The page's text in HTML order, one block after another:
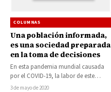
COLUMNAS
Una población informada,
es una sociedad preparada
en la toma de decisiones
En esta pandemia mundial causada
por el COVID-19, la labor de este
medio de comunicación es informar
3 de mayo de 2020